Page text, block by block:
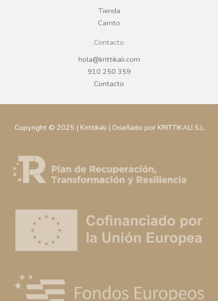
Tienda
Carrito
Contacto
hola@krittikali.com
910 250 359
Contacto
Copyright © 2025 | Krittikali | Diseñado por KRITTIKALI S.L